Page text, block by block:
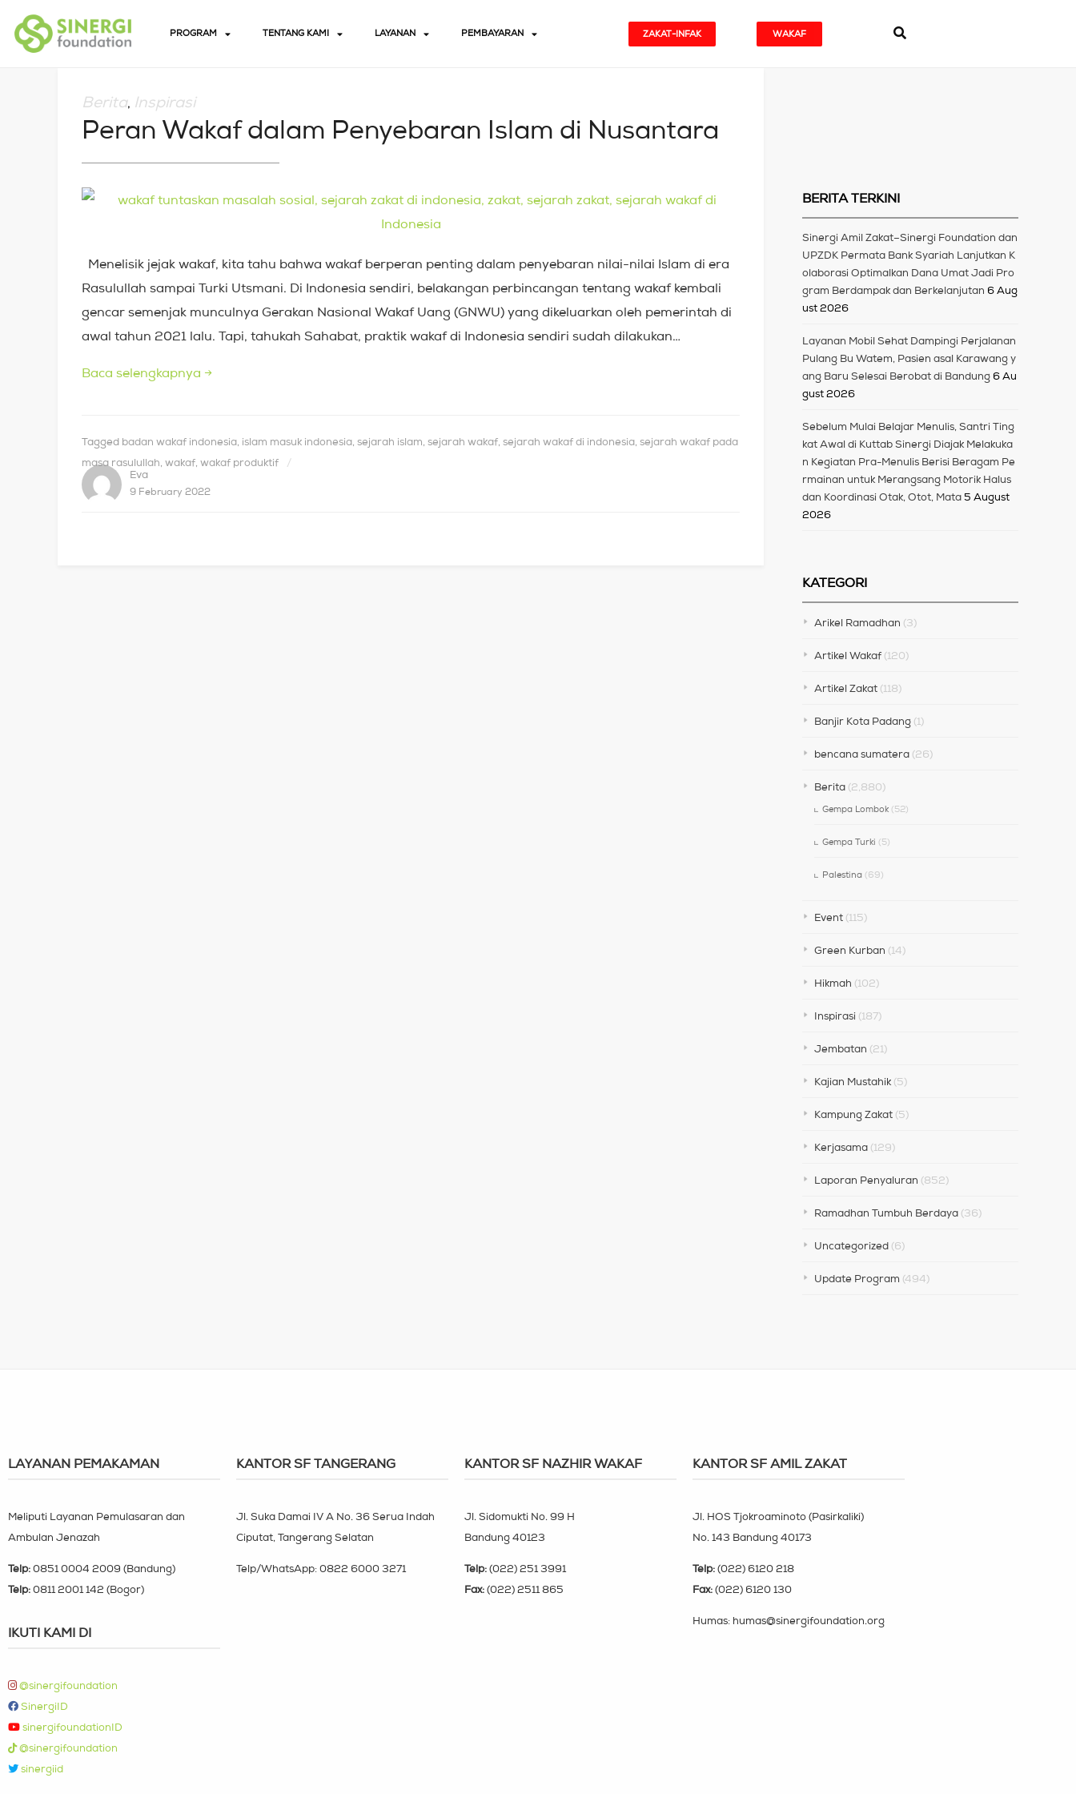
PROGRAM TENTANG KAMI LAYANAN PEMBAYARAN ZAKAT-INFAK WAKAF
Berita, Inspirasi
Peran Wakaf dalam Penyebaran Islam di Nusantara
Menelisik jejak wakaf, kita tahu bahwa wakaf berperan penting dalam penyebaran nilai-nilai Islam di era
Rasulullah sampai Turki Utsmani. Di Indonesia sendiri, belakangan perbincangan tentang wakaf kembali
gencar semenjak munculnya Gerakan Nasional Wakaf Uang (GNWU) yang dikeluarkan oleh pemerintah di
awal tahun 2021 lalu. Tapi, tahukah Sahabat, praktik wakaf di Indonesia sendiri sudah dilakukan…
Baca selengkapnya →
Tagged badan wakaf indonesia islam masuk indonesia sejarah islam sejarah wakaf sejarah wakaf di indonesia sejarah wakaf pada
masa rasulullah wakaf wakaf produktif
Eva
9 February 2022
BERITA TERKINI
Sinergi Amil Zakat–Sinergi Foundation dan
UPZDK Permata Bank Syariah Lanjutkan K
olaborasi Optimalkan Dana Umat Jadi Pro
gram Berdampak dan Berkelanjutan 6 Aug
ust 2026
Layanan Mobil Sehat Dampingi Perjalanan
Pulang Bu Watem, Pasien asal Karawang y
ang Baru Selesai Berobat di Bandung 6 Au
gust 2026
Sebelum Mulai Belajar Menulis, Santri Ting
kat Awal di Kuttab Sinergi Diajak Melakuka
n Kegiatan Pra-Menulis Berisi Beragam Pe
rmainan untuk Merangsang Motorik Halus
dan Koordinasi Otak, Otot, Mata 5 August
2026
KATEGORI
Arikel Ramadhan (3)
Artikel Wakaf (120)
Artikel Zakat (118)
Banjir Kota Padang (1)
bencana sumatera (26)
Berita (2,880)
Gempa Lombok (52)
Gempa Turki (5)
Palestina (69)
Event (115)
Green Kurban (14)
Hikmah (102)
Inspirasi (187)
Jembatan (21)
Kajian Mustahik (5)
Kampung Zakat (5)
Kerjasama (129)
Laporan Penyaluran (852)
Ramadhan Tumbuh Berdaya (36)
Uncategorized (6)
Update Program (494)
LAYANAN PEMAKAMAN
Meliputi Layanan Pemulasaran dan
Ambulan Jenazah
Telp: 0851 0004 2009 (Bandung)
Telp: 0811 2001 142 (Bogor)
IKUTI KAMI DI
@sinergifoundation
SinergiID
sinergifoundationID
@sinergifoundation
sinergiid
KANTOR SF TANGERANG
Jl. Suka Damai IV A No. 36 Serua Indah
Ciputat, Tangerang Selatan
Telp/WhatsApp: 0822 6000 3271
KANTOR SF NAZHIR WAKAF
Jl. Sidomukti No. 99 H
Bandung 40123
Telp: (022) 251 3991
Fax: (022) 2511 865
KANTOR SF AMIL ZAKAT
Jl. HOS Tjokroaminoto (Pasirkaliki)
No. 143 Bandung 40173
Telp: (022) 6120 218
Fax: (022) 6120 130
Humas: humas@sinergifoundation.org